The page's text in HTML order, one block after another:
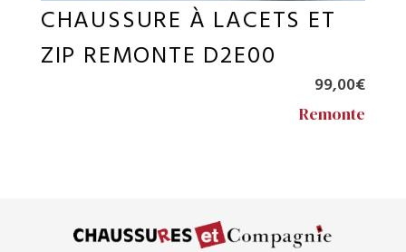
CHAUSSURE À LACETS ET
ZIP REMONTE D2E00
99,00€
Remonte